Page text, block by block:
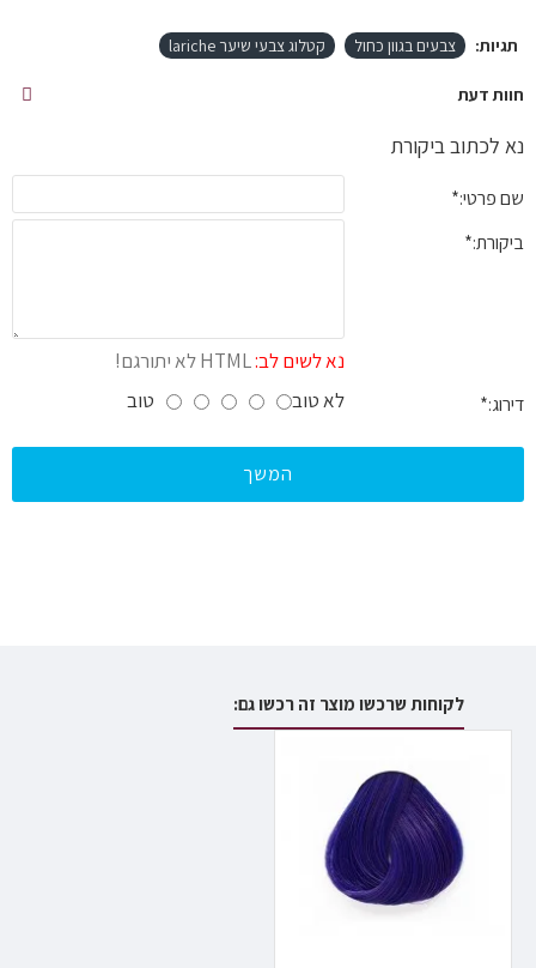
תגיות: צבעים בגוון כחול קטלוג צבעי שיער lariche
חוות דעת
נא לכתוב ביקורת
שם פרטי:
ביקורת:
נא לשים לב:
דירוג: לא טוב טוב
המשך
לקוחות שרכשו מוצר זה רכשו גם: